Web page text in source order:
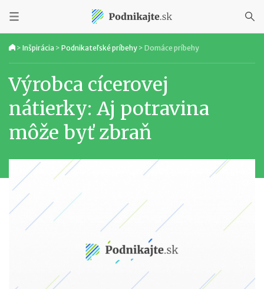
> Inšpirácia > Podnikateľské príbehy > Domáce príbehy
Výrobca cícerovej
nátierky: Aj potravina
môže byť zbraň